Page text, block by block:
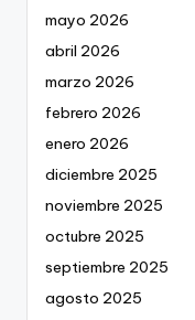
mayo 2026
abril 2026
marzo 2026
febrero 2026
enero 2026
diciembre 2025
noviembre 2025
octubre 2025
septiembre 2025
agosto 2025